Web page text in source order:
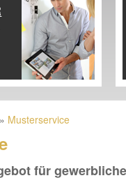
» Musterservice
für